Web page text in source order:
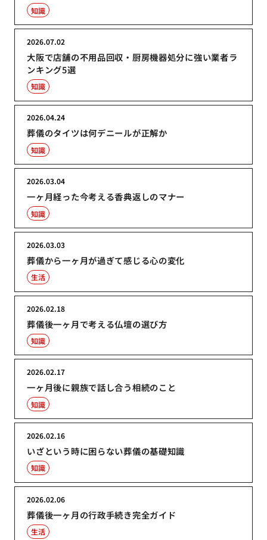
知識
大阪で店舗の不用品回収・厨房機器処分に強い業者ラ
ンキング5選
2026.07.02
知識
葬儀のタイツは何デニールが正解か
2026.04.24
知識
一ヶ月経った今考える香典返しのマナー
2026.03.04
知識
葬儀から一ヶ月が過ぎて感じる心の変化
2026.03.03
生活
葬儀後一ヶ月で考える仏壇の選び方
2026.02.18
知識
一ヶ月後に親族で話し合う相続のこと
2026.02.17
知識
いざという時に困らない葬儀の基礎知識
2026.02.16
知識
葬儀後一ヶ月の行政手続き完全ガイド
2026.02.06
生活